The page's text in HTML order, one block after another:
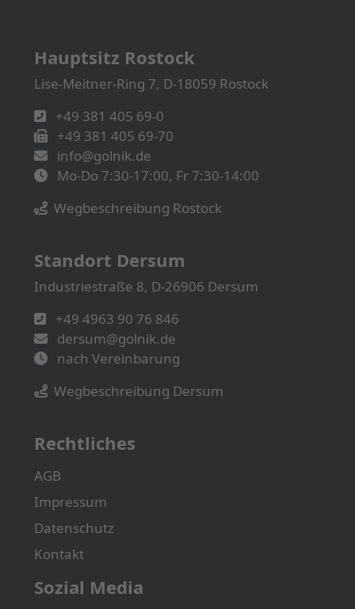
Hauptsitz Rostock
Lise-Meitner-Ring 7, D-18059 Rostock
+49 381 405 69-0
+49 381 405 69-70
info@golnik.de
Mo-Do 7:30-17:00, Fr 7:30-14:00
Wegbeschreibung Rostock
Standort Dersum
Industriestraße 8, D-26906 Dersum
+49 4963 90 76 846
dersum@golnik.de
nach Vereinbarung
Wegbeschreibung Dersum
Rechtliches
AGB
Impressum
Datenschutz
Kontakt
Sozial Media